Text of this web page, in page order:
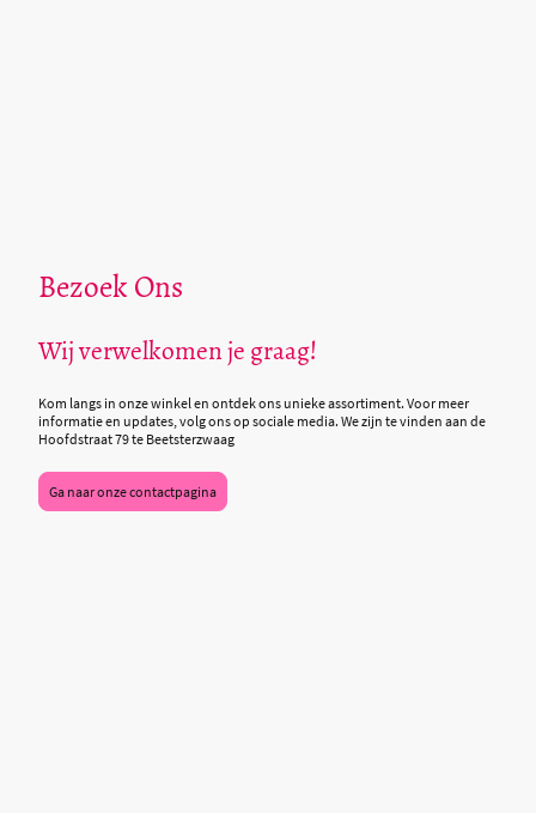
Bezoek Ons
Wij verwelkomen je graag!
Kom langs in onze winkel en ontdek ons unieke assortiment. Voor meer
informatie en updates, volg ons op sociale media. We zijn te vinden aan de
Hoofdstraat 79 te Beetsterzwaag
Ga naar onze contactpagina